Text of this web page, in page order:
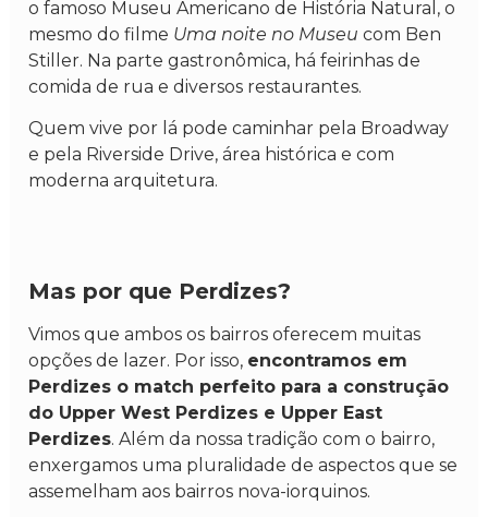
o famoso Museu Americano de História Natural, o
mesmo do filme Uma noite no Museu com Ben
Stiller. Na parte gastronômica, há feirinhas de
comida de rua e diversos restaurantes.
Quem vive por lá pode caminhar pela Broadway
e pela Riverside Drive, área histórica e com
moderna arquitetura.
Mas por que Perdizes?
Vimos que ambos os bairros oferecem muitas
opções de lazer. Por isso, encontramos em
Perdizes o match perfeito para a construção
do Upper West Perdizes e Upper East
Perdizes. Além da nossa tradição com o bairro,
enxergamos uma pluralidade de aspectos que se
assemelham aos bairros nova-iorquinos.